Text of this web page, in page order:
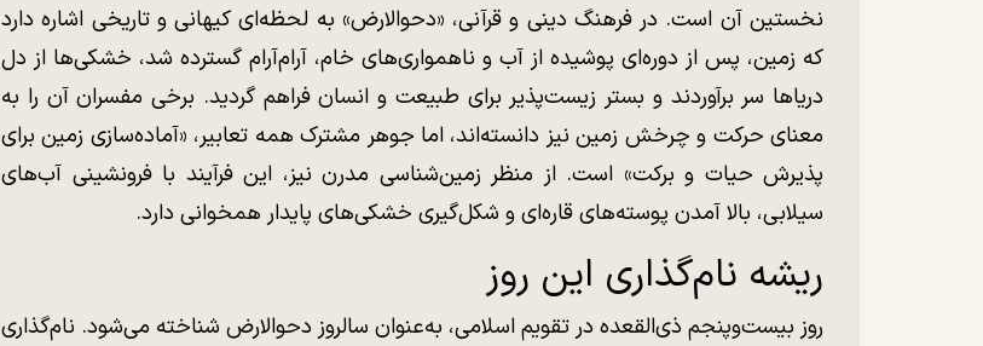
نخستین آن است. در فرهنگ دینی و قرآنی، «دحوالارض» به لحظه‌ای کیهانی و تاریخی اشاره دارد
که زمین، پس از دوره‌ای پوشیده از آب و ناهمواری‌های خام، آرام‌آرام گسترده شد، خشکی‌ها از دل
دریا‌ها سر برآوردند و بستر زیست‌پذیر برای طبیعت و انسان فراهم گردید. برخی مفسران آن را به
معنای حرکت و چرخش زمین نیز دانسته‌اند، اما جوهر مشترک همه تعابیر، «آماده‌سازی زمین برای
پذیرش حیات و برکت» است. از منظر زمین‌شناسی مدرن نیز، این فرآیند با فرونشینی آب‌های
سیلابی، بالا آمدن پوسته‌های قاره‌ای و شکل‌گیری خشکی‌های پایدار همخوانی دارد.
ریشه نام‌گذاری این روز
روز بیست‌وپنجم ذی‌القعده در تقویم اسلامی، به‌عنوان سالروز دحوالارض شناخته می‌شود. نام‌گذاری